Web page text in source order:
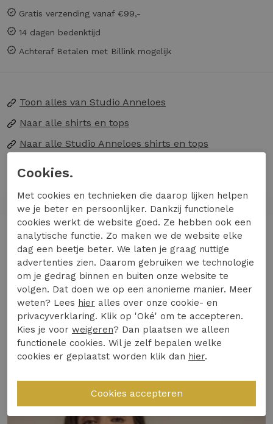
Gratis verzending vanaf €99,-
14 dagen bedenktijd
Achteraf Betalen met Billink mogelijk
Toon alles van Studio Anneloes
Naar alle shirts en tops
Naar alle Studio Anneloes shirts en tops
Ontdek de Leone leopard vneck top van STUDIO
ANNELOES, een must-have voor elke
modebewuste vrouw. Deze top combineert een
speelse luipaardprint met een flatterende V-
hals, waardoor je look direct een trendy upgrade
krijgt. Perfect voor zomerse dagen, deze top is
een populaire keuze voor wie stijlvol en
comfortabel voor de dag wil komen.
Materiaal & Comfort:Gemaakt van zachte,
ademende stoffen die heerlijk aanvoelen op
de huid.
Heavy Travelstof
Elastaan)
Design & Pasvorm: De luipaardprint en V-
hals zorgen voor een speelse en vrouwelijke
Lees meer
Specificaties
Winkelvoorraad
Gerelateerde producten
Cookies.
Met cookies en technieken die daarop lijken helpen
we je beter en persoonlijker. Dankzij functionele
cookies werkt de website goed. Ze hebben ook een
analytische functie. Zo maken we de website elke
dag een beetje beter. We laten je graag nuttige
advertenties zien. Daarom gebruiken we technologie
om je gedrag binnen en buiten onze website te
volgen. Dat doen we op een anonieme manier. Meer
weten? Lees hier alles over onze cookie- en
privacyverklaring. Klik op 'Oké' om te accepteren.
Kies je voor weigeren? Dan plaatsen we alleen
functionele cookies. Wil je zelf bepalen welke
cookies er geplaatst worden klik dan hier.